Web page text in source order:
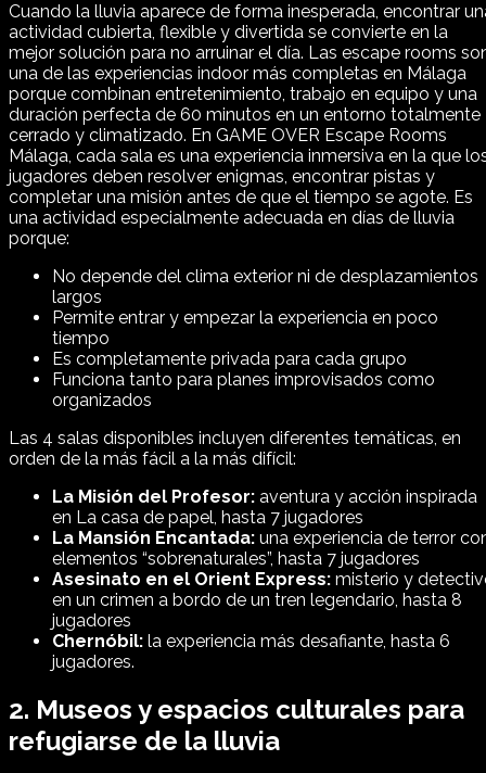
Cuando la lluvia aparece de forma inesperada, encontrar
actividad cubierta, flexible y divertida se convierte en la
mejor solución para no arruinar el día. Las escape rooms
una de las experiencias indoor más completas en Málaga
porque combinan entretenimiento, trabajo en equipo y una
duración perfecta de 60 minutos en un entorno totalmente
cerrado y climatizado. En GAME OVER Escape Rooms
Málaga, cada sala es una experiencia inmersiva en la que
jugadores deben resolver enigmas, encontrar pistas y
completar una misión antes de que el tiempo se agote. Es
una actividad especialmente adecuada en días de lluvia
porque:
No depende del clima exterior ni de desplazamientos
largos
Permite entrar y empezar la experiencia en poco
tiempo
Es completamente privada para cada grupo
Funciona tanto para planes improvisados como
organizados
Las 4 salas disponibles incluyen diferentes temáticas, en
orden de la más fácil a la más difícil:
La Misión del Profesor: aventura y acción inspirada
en La casa de papel, hasta 7 jugadores
La Mansión Encantada: una experiencia de terror
elementos “sobrenaturales”, hasta 7 jugadores
Asesinato en el Orient Express: misterio y
en un crimen a bordo de un tren legendario, hasta 8
jugadores
Chernóbil: la experiencia más desafiante, hasta 6
jugadores.
2. Museos y espacios culturales para
refugiarse de la lluvia